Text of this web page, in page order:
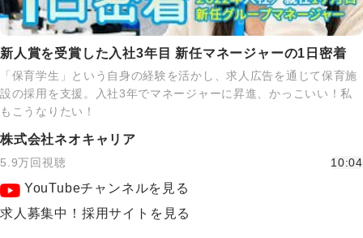
新人賞を受賞した入社3年目 新任マネージャーの1日密着
「保育学生」という自身の経験を活かし、求人広告を通じて保育施
設の採用を支援。入社3年でマネージャーに昇進、かっこいい！私
もこうなりたい！
株式会社ネオキャリア
5.9万回視聴 10:04
YouTubeチャンネルを見る
求人募集中！採用サイトを見る